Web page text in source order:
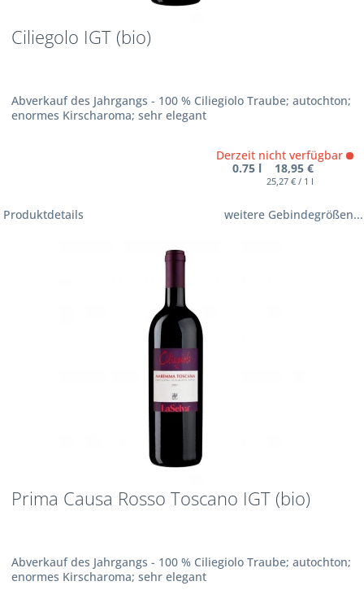
Ciliegolo IGT (bio)
Abverkauf des Jahrgangs - 100 % Ciliegiolo Traube; autochton;
enormes Kirscharoma; sehr elegant
Derzeit nicht verfügbar
0.75 l 18,95 €
25,27 € / 1 l
Produktdetails weitere Gebindegrößen...
Prima Causa Rosso Toscano IGT (bio)
Abverkauf des Jahrgangs - 100 % Ciliegiolo Traube; autochton;
enormes Kirscharoma; sehr elegant